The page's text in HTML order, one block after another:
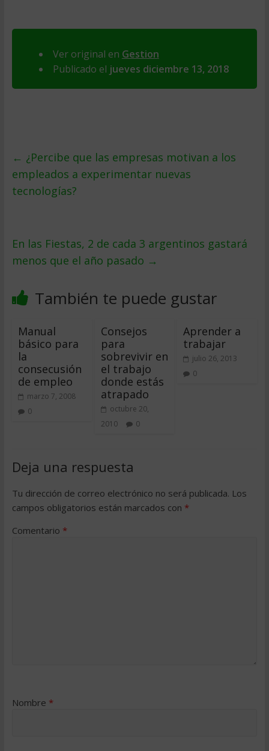
Ver original en Gestion
Publicado el jueves diciembre 13, 2018
← ¿Percibe que las empresas motivan a los
empleados a experimentar nuevas
tecnologías?
En las Fiestas, 2 de cada 3 argentinos gastará
menos que el año pasado →
También te puede gustar
Manual
básico para
la
consecusión
de empleo
marzo 7, 2008
0
Consejos
para
sobrevivir en
el trabajo
donde estás
atrapado
octubre 20,
2010
0
Aprender a
trabajar
julio 26, 2013
0
Deja una respuesta
Tu dirección de correo electrónico no será publicada. Los
campos obligatorios están marcados con *
Comentario *
Nombre *